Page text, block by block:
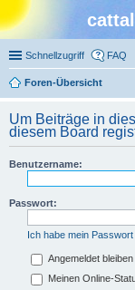
Schnellzugriff FAQ
Foren-Übersicht
Um Beiträge in
diesem Board
Benutzername:
Passwort:
Ich habe mein
Angemeldet bleiben
Meinen Online-